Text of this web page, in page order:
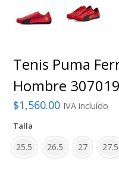
Tenis Puma
Hombre
$1,560.00 IVA incluído
Talla
25.5 26.5 27 27.5